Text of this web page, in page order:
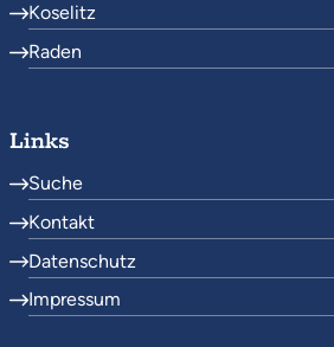
Koselitz
Raden
Links
Suche
Kontakt
Datenschutz
Impressum